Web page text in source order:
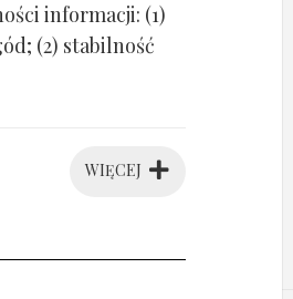
informacji: (1)
(2) stabilność
WIĘCEJ